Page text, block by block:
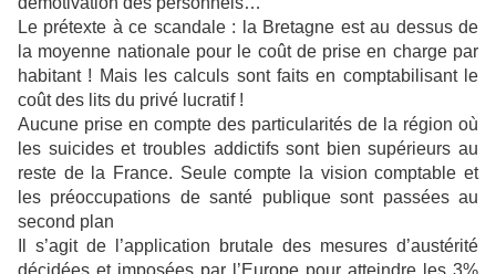
Le prétexte à ce scandale : la Bretagne est au dessus de
la moyenne nationale pour le coût de prise en charge par
habitant ! Mais les calculs sont faits en comptabilisant le
coût des lits du privé lucratif !
Aucune prise en compte des particularités de la région où
les suicides et troubles addictifs sont bien supérieurs au
reste de la France. Seule compte la vision comptable et
les préoccupations de santé publique sont passées au
second plan
Il s’agit de l’application brutale des mesures d’austérité
décidées et imposées par l’Europe pour atteindre les 3%